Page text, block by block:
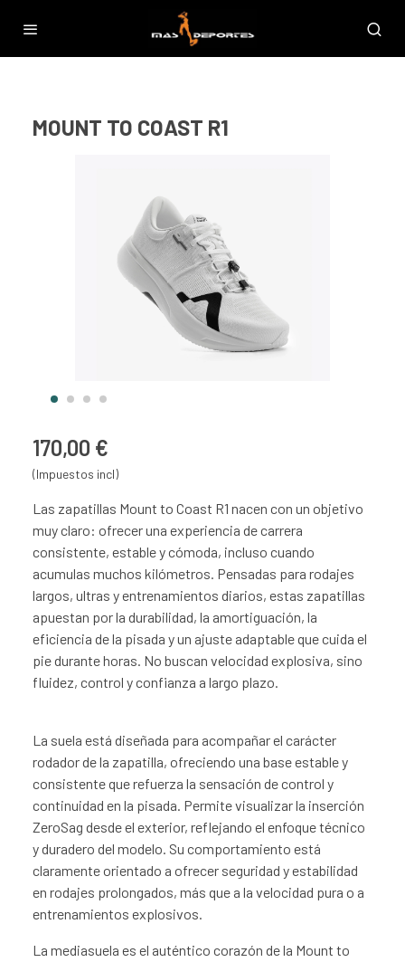
MOUNT TO COAST R1
170,00 €
(Impuestos incl)
Las zapatillas Mount to Coast R1 nacen con un objetivo
muy claro: ofrecer una experiencia de carrera
consistente, estable y cómoda, incluso cuando
acumulas muchos kilómetros. Pensadas para rodajes
largos, ultras y entrenamientos diarios, estas zapatillas
apuestan por la durabilidad, la amortiguación, la
eficiencia de la pisada y un ajuste adaptable que cuida el
pie durante horas. No buscan velocidad explosiva, sino
fluidez, control y confianza a largo plazo.
La suela está diseñada para acompañar el carácter
rodador de la zapatilla, ofreciendo una base estable y
consistente que refuerza la sensación de control y
continuidad en la pisada. Permite visualizar la inserción
ZeroSag desde el exterior, reflejando el enfoque técnico
y duradero del modelo. Su comportamiento está
claramente orientado a ofrecer seguridad y estabilidad
en rodajes prolongados, más que a la velocidad pura o a
entrenamientos explosivos.
La mediasuela es el auténtico corazón de la Mount to